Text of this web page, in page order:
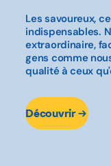
Les savoureux,
indispensables.
extraordinaire,
gens comme
qualité à ceux
Découvrir